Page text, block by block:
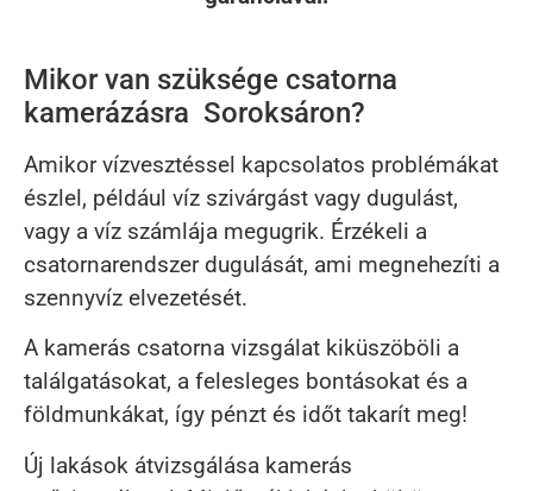
Mikor van szüksége csatorna
kamerázásra Soroksáron?
Amikor vízvesztéssel kapcsolatos problémákat
észlel, például víz szivárgást vagy dugulást,
vagy a víz számlája megugrik. Érzékeli a
csatornarendszer dugulását, ami megnehezíti a
szennyvíz elvezetését.
A kamerás csatorna vizsgálat kiküszöböli a
találgatásokat, a felesleges bontásokat és a
földmunkákat, így pénzt és időt takarít meg!
Új lakások átvizsgálása kamerás